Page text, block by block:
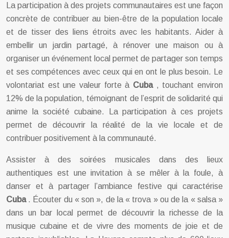
La participation à des projets communautaires est une façon
concrète de contribuer au bien-être de la population locale
et de tisser des liens étroits avec les habitants. Aider à
embellir un jardin partagé, à rénover une maison ou à
organiser un événement local permet de partager son temps
et ses compétences avec ceux qui en ont le plus besoin. Le
volontariat est une valeur forte à Cuba , touchant environ
12% de la population, témoignant de l’esprit de solidarité qui
anime la société cubaine. La participation à ces projets
permet de découvrir la réalité de la vie locale et de
contribuer positivement à la communauté.
Assister à des soirées musicales dans des lieux
authentiques est une invitation à se mêler à la foule, à
danser et à partager l’ambiance festive qui caractérise
Cuba . Écouter du « son », de la « trova » ou de la « salsa »
dans un bar local permet de découvrir la richesse de la
musique cubaine et de vivre des moments de joie et de